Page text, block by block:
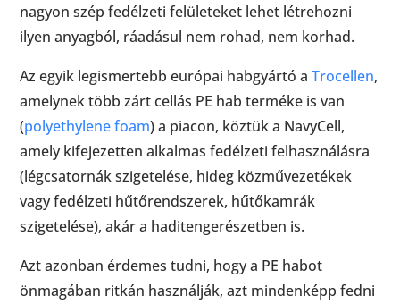
nagyon szép fedélzeti felületeket lehet létrehozni
ilyen anyagból, ráadásul nem rohad, nem korhad.
Az egyik legismertebb európai habgyártó aTrocellen,
amelynek több zárt cellás PE hab terméke is van
(polyethylene foam) a piacon, köztük a NavyCell,
amely kifejezetten alkalmas fedélzeti felhasználásra
(légcsatornák szigetelése, hideg közművezetékek
vagy fedélzeti hűtőrendszerek, hűtőkamrák
szigetelése), akár a haditengerészetben is.
Azt azonban érdemes tudni, hogy a PE habot
önmagában ritkán használják, azt mindenképp fedni